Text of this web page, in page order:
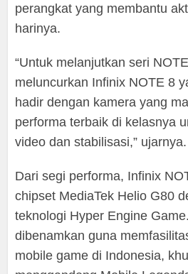
perangkat yang membantu
harinya.
“Untuk melanjutkan seri
meluncurkan Infinix NOTE 8
hadir dengan kamera yang
performa terbaik di kelasnya
video dan stabilisasi,” ujarnya.
Dari segi performa, Infinix
chipset MediaTek Helio G80
teknologi Hyper Engine
dibenamkan guna
mobile game di Indonesia,